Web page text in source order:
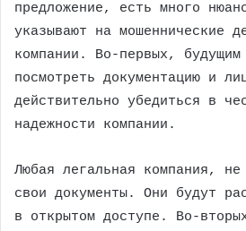
предложение, есть много
указывают на мошеннические
компании. Во-первых,
посмотреть документацию и
действительно убедиться в
надежности компании.
Любая легальная компания, не
свои документы. Они будут
в открытом доступе. Во-